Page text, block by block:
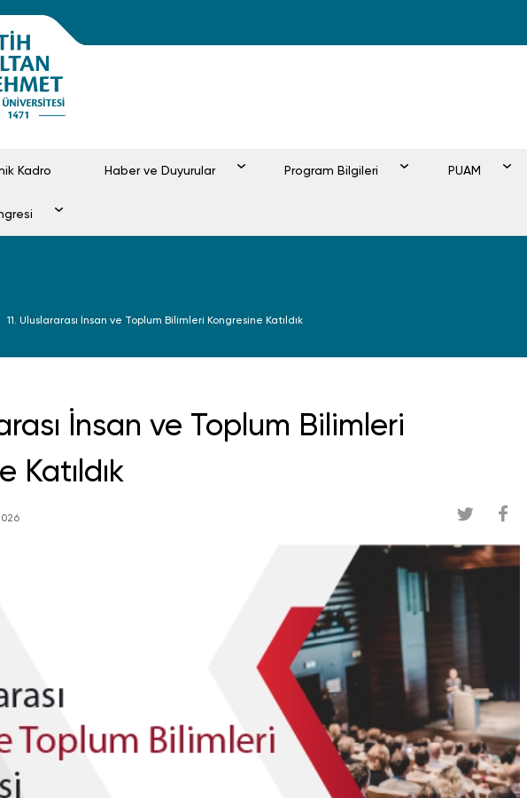
Kadro Haber ve Duyurular Program Bilgileri PUAM
11. Uluslararası İnsan ve Toplum Bilimleri Kongresine Katıldık
İnsan ve Toplum Bilimleri
Katıldık